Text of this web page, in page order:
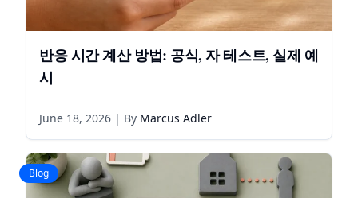
반응 시간 계산 방법: 공식, 자 테스트, 실제 예
시
June 18, 2026 | By Marcus Adler
Blog